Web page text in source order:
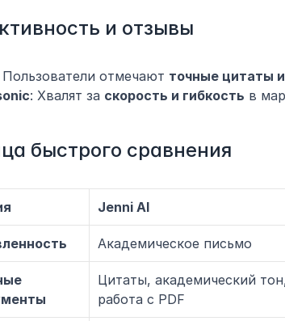
и отзывы
Пользователи отмечают точные цитаты
: Хвалят за скорость и гибкость в
быстрого сравнения
Jenni AI
Академическое письмо
Цитаты, академический
работа с PDF